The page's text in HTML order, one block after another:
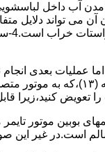
نیامدن آب داخل
ﻫﯿﺪرواﺳﺘﺎت،میبایست
ﺗﻌﻮﯾﺾ ﮐﻨﯿﺪ،زﯾﺮا
اﺳﺖ.در ﻏﯿﺮ اﯾﻦ